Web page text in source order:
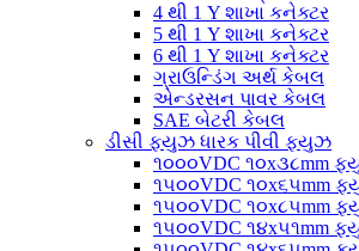
4 થી 1 Y શાખા કનેક્ટર
5 થી 1 Y શાખા કનેક્ટર
6 થી 1 Y શાખા કનેક્ટર
ગ્રાઉન્ડિંગ અર્થ કેબલ
એન્ડરસન પાવર કેબલ
SAE બેટરી કેબલ
ડીસી ફ્યુઝ ધારક પીવી ફ્યુઝ
૧૦૦૦VDC ૧૦x૩૮mm
૧૫૦૦VDC ૧૦x૬૫mm
૧૫૦૦VDC ૧૦x૮૫mm
૧૫૦૦VDC ૧૪x૫૧mm